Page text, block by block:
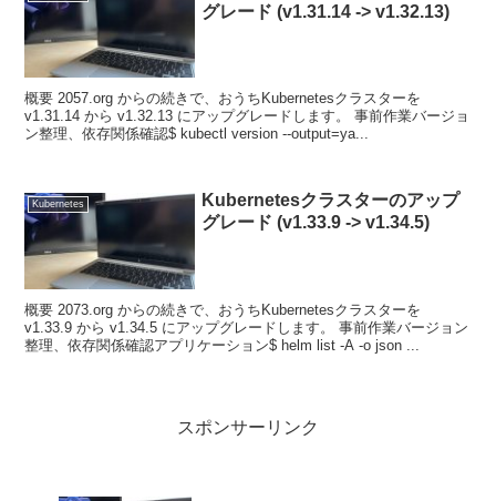
グレード (v1.31.14 -> v1.32.13)
概要 2057.org からの続きで、おうちKubernetesクラスターを
v1.31.14 から v1.32.13 にアップグレードします。 事前作業バージョ
ン整理、依存関係確認$ kubectl version --output=ya...
Kubernetes
Kubernetesクラスターのアップ
グレード (v1.33.9 -> v1.34.5)
概要 2073.org からの続きで、おうちKubernetesクラスターを
v1.33.9 から v1.34.5 にアップグレードします。 事前作業バージョン
整理、依存関係確認アプリケーション$ helm list -A -o json ...
スポンサーリンク